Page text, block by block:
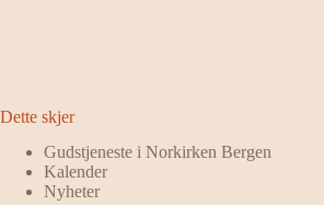
Dette skjer
Gudstjeneste i Norkirken Bergen
Kalender
Nyheter